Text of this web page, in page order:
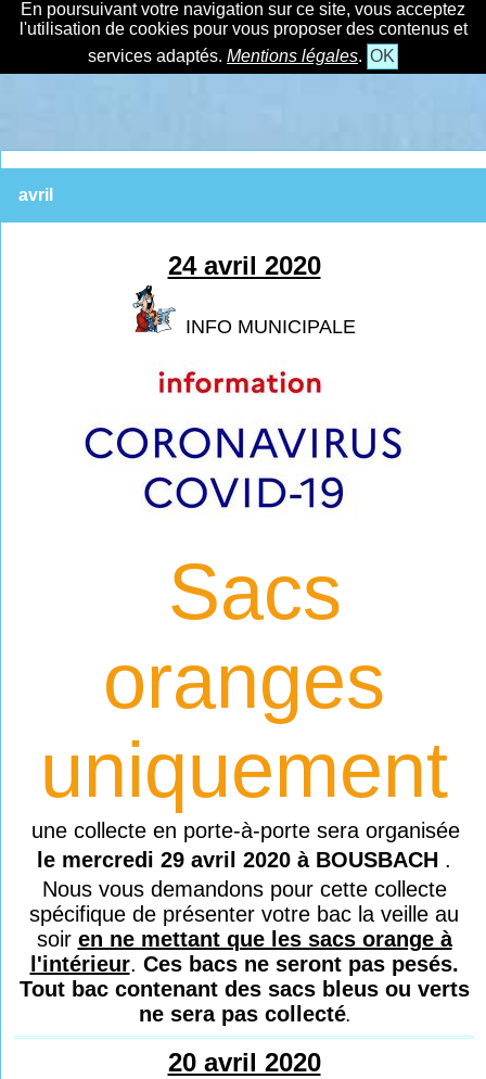
En poursuivant votre navigation sur ce site, vous acceptez
l'utilisation de cookies pour vous proposer des contenus et
services adaptés. Mentions légales. OK
avril
24 avril 2020
INFO MUNICIPALE
Sacs
oranges
uniquement
une collecte en porte-à-porte sera organisée
le mercredi 29 avril 2020 à BOUSBACH .
Nous vous demandons pour cette collecte
spécifique de présenter votre bac la veille au
soir en ne mettant que les sacs orange à
l'intérieur. Ces bacs ne seront pas pesés.
Tout bac contenant des sacs bleus ou verts
ne sera pas collecté.
20 avril 2020